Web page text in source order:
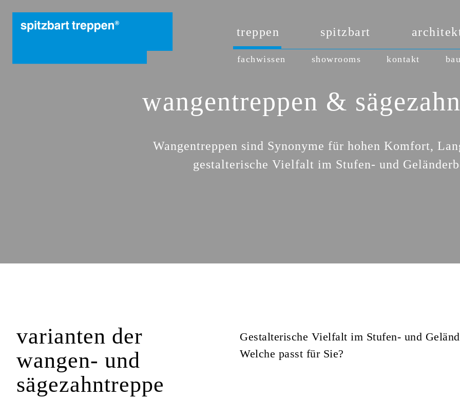
treppen spitzbart
fachwissen showrooms kontakt
wangentreppen &
Wangentreppen sind Synonyme für hohen Komfort,
gestalterische Vielfalt im Stufen- und
varianten der
wangen- und
sägezahntreppe
Gestalterische Vielfalt im Stufen- und
Welche passt für Sie?